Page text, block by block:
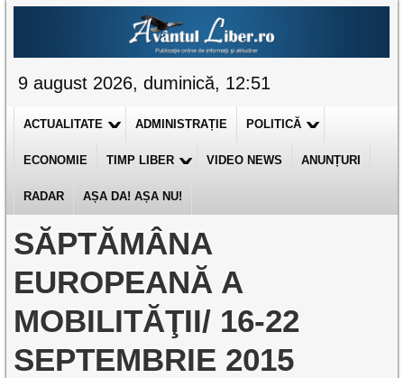
9 august 2026, duminică, 12:51
ACTUALITATE ADMINISTRAȚIE POLITICĂ
ECONOMIE TIMP LIBER VIDEO NEWS ANUNȚURI
RADAR AȘA DA! AȘA NU!
SĂPTĂMÂNA
EUROPEANĂ A
MOBILITĂŢII/ 16-22
SEPTEMBRIE 2015